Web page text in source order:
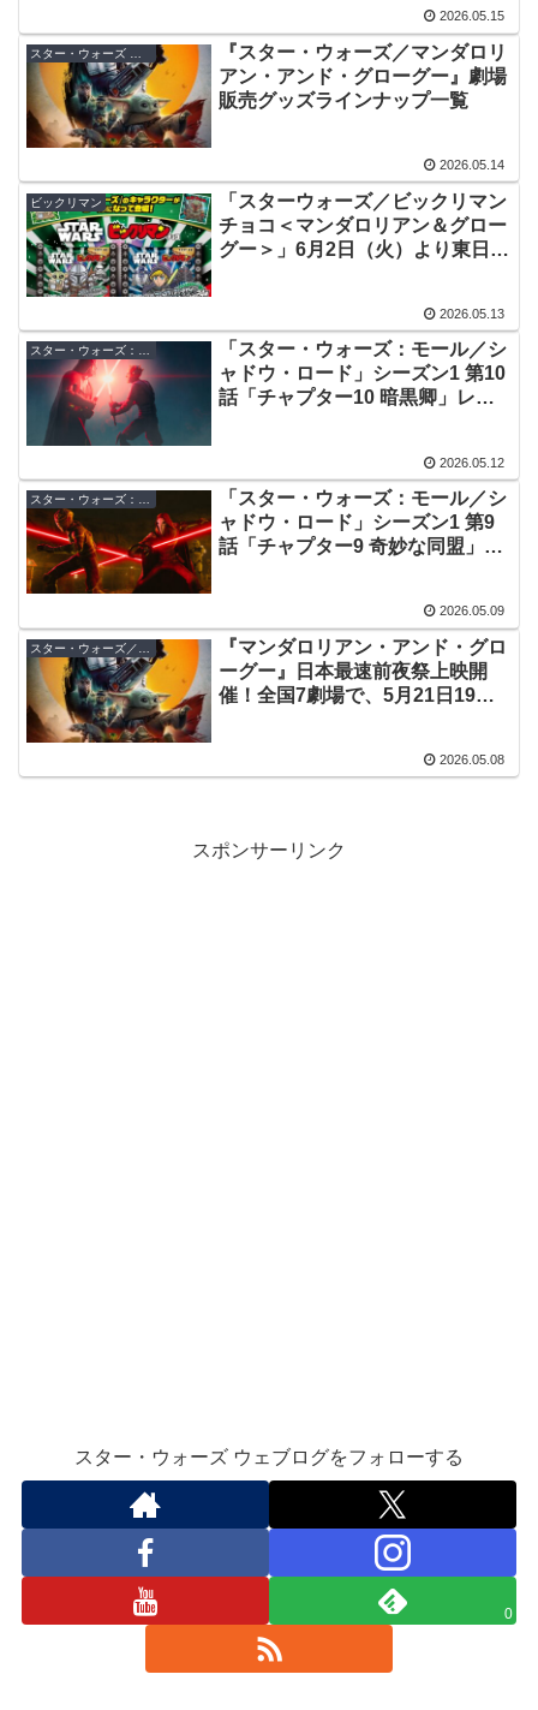
2026.05.15
『スター・ウォーズ／マンダロリ
アン・アンド・グローグー』劇場
販売グッズラインナップ一覧
2026.05.14
ビックリマン
「スターウォーズ／ビックリマン
チョコ＜マンダロリアン＆グロー
グー＞」6月2日（火）より東日本
2026.05.13
スター・ウォーズ：モール／シャドウ・ロード
「スター・ウォーズ：モール／シ
ャドウ・ロード」シーズン1 第10
話「チャプター10 暗黒卿」レビ
2026.05.12
「スター・ウォーズ：モール／シ
ャドウ・ロード」シーズン1 第9
話「チャプター9 奇妙な同盟」レ
2026.05.09
『マンダロリアン・アンド・グロ
ーグー』日本最速前夜祭上映開
催！全国7劇場で、5月21日19時
2026.05.08
スポンサーリンク
スター・ウォーズ ウェブログをフォローする
0